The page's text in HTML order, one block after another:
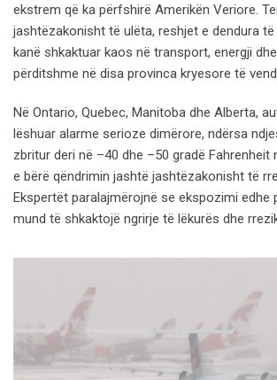
ekstrem që ka përfshirë Amerikën Veriore.
jashtëzakonisht të ulëta, reshjet e dendura
kanë shkaktuar kaos në transport, energji
përditshme në disa provinca kryesore të
Në Ontario, Quebec, Manitoba dhe Alberta,
lëshuar alarme serioze dimërore, ndërsa
zbritur deri në –40 dhe –50 gradë Fahrenheit
e bërë qëndrimin jashtë jashtëzakonisht të
Ekspertët paralajmërojnë se ekspozimi edhe
mund të shkaktojë ngrirje të lëkurës dhe